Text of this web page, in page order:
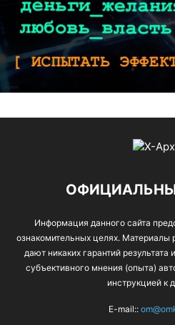
Информация данного сайта
ознакомительных целях.
дают никаких гарантий результата
субъективного мнения (опыта)
инструкцией к
E-mail::